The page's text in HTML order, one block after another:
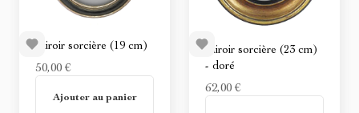
Miroir sorcière (19 cm)
50,00 €
Ajouter au panier
Miroir sorcière (23 cm)
- doré
62,00 €